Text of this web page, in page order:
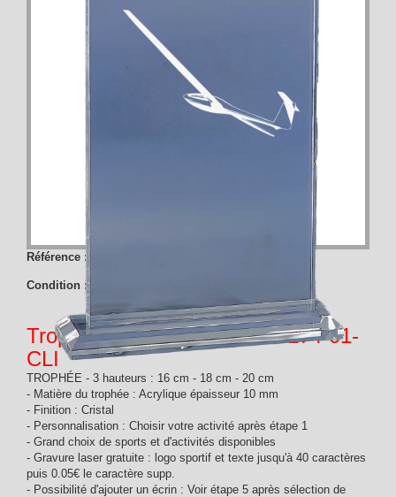
Référence :
Condition :
Trophée Plexi Personnalisé 174-01-
CLI
TROPHÉE - 3 hauteurs : 16 cm - 18 cm - 20 cm
- Matière du trophée : Acrylique épaisseur 10 mm
- Finition : Cristal
- Personnalisation : Choisir votre activité après étape 1
- Grand choix de sports et d'activités disponibles
- Gravure laser gratuite : logo sportif et texte jusqu'à 40 caractères
puis 0.05€ le caractère supp.
- Possibilité d'ajouter un écrin : Voir étape 5 après sélection de